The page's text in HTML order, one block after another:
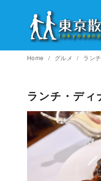
Home グルメ ラン
ランチ・ディ